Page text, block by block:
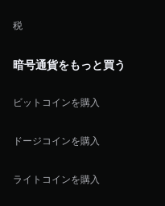
税
暗号通貨をもっと買う
ビットコインを購入
ドージコインを購入
ライトコインを購入